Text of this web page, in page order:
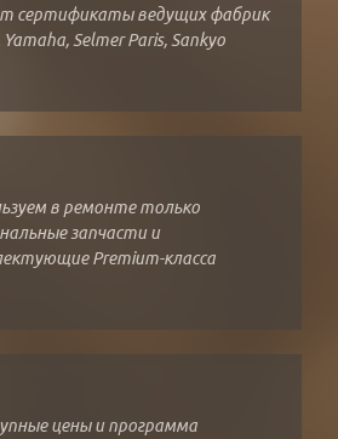
сертификаты ведущих фабрик
Selmer Paris, Sankyo
в ремонте только
запчасти и
Premium-класса
цены и программа